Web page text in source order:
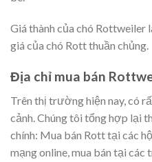
Giá thành của chó Rottweiler
giá của chó Rott thuần chủng.
Địa chỉ mua bán
Trên thị trường hiện nay, có
cảnh. Chúng tôi tổng hợp lại
chính: Mua bán Rott tại các
mạng online, mua bán tại các